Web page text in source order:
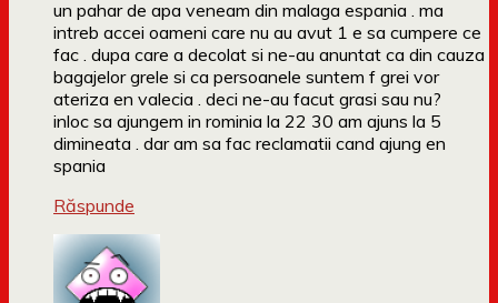
un pahar de apa veneam din malaga espania . ma
intreb accei oameni care nu au avut 1 e sa cumpere ce
fac . dupa care a decolat si ne-au anuntat ca din cauza
bagajelor grele si ca persoanele suntem f grei vor
ateriza en valecia . deci ne-au facut grasi sau nu?
inloc sa ajungem in rominia la 22 30 am ajuns la 5
dimineata . dar am sa fac reclamatii cand ajung en
spania
Răspunde